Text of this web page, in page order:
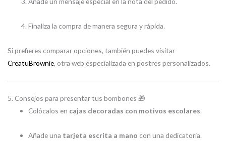
Finaliza la compra de manera segura y rápida.
Si prefieres comparar opciones, también puedes visitar
CreatuBrownie, otra web especializada en postres personalizados.
5. Consejos para presentar tus bombones 🎁
Colócalos en cajas decoradas con motivos escolares.
Añade una tarjeta escrita a mano con una dedicatoria.